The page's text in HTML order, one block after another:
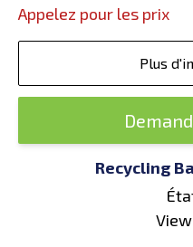
Appelez pour les prix
Plus
Recycling